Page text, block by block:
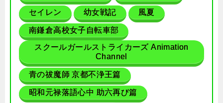
セイレン 幼女戦記 風夏
南鎌倉高校女子自転車部
スクールガールストライカーズ Animation
Channel
青の祓魔師 京都不浄王篇
昭和元禄落語心中 助六再び篇